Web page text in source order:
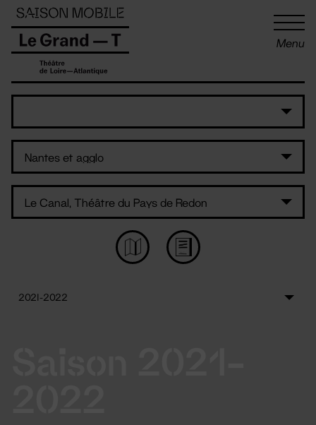
Menu
Panneau de gestion des cookies